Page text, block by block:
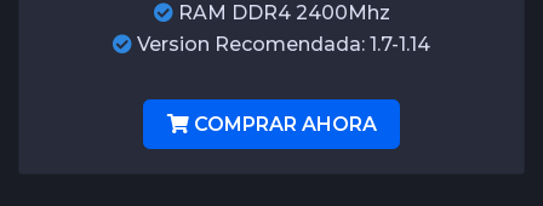
RAM DDR4 2400Mhz
Version Recomendada: 1.7-1.14
COMPRAR AHORA